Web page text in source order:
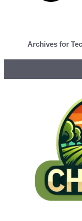
Archives for